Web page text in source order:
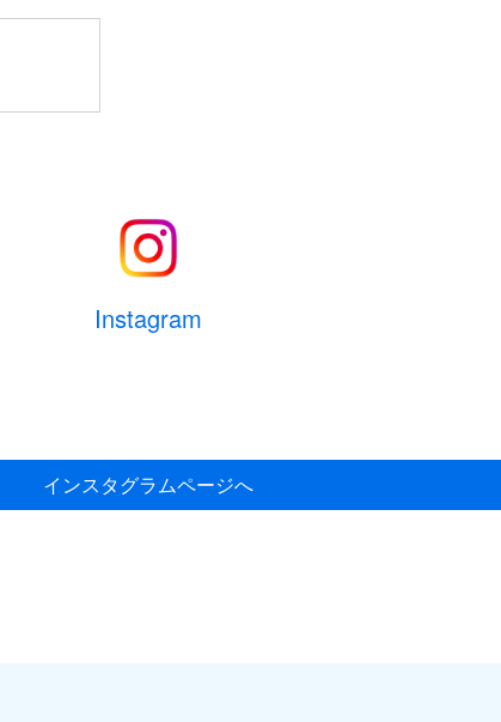
Instagram
インスタグラムページへ